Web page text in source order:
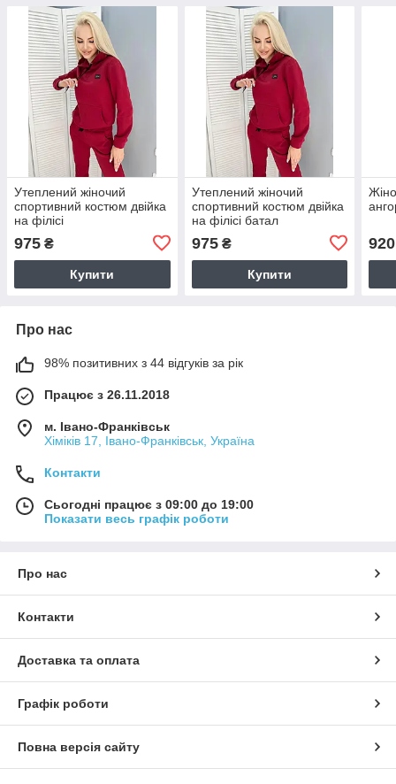
Утеплений жіночий
спортивний костюм двійка
на філісі
975 ₴
Купити
Утеплений жіночий
спортивний костюм двійка
на філісі батал
975₴
Купити
920
Про нас
98% позитивних з 44 відгуків за рік
Працює з 26.11.2018
м. Івано-Франківськ
Хіміків 17, Івано-Франківськ, Україна
Контакти
Сьогодні працює з 09:00 до 19:00
Показати весь графік роботи
Про нас
Контакти
Доставка та оплата
Графік роботи
Повна версія сайту